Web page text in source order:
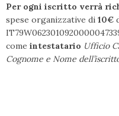
Per ogni iscritto verrà
spese organizzative di 10€
come intestatario Ufficio
Cognome e Nome